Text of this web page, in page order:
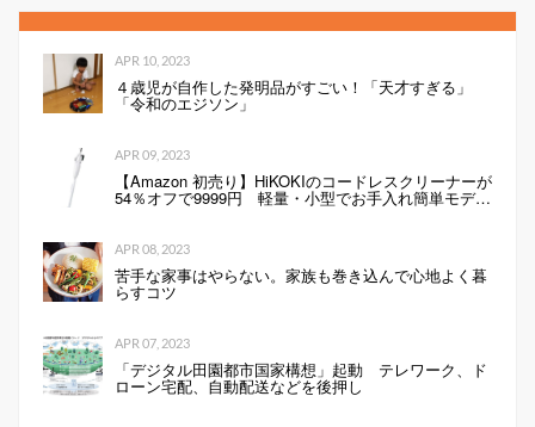
APR 10, 2023
４歳児が自作した発明品がすごい！「天才すぎる」
「令和のエジソン」
APR 09, 2023
【Amazon 初売り】HiKOKIのコードレスクリーナーが
54％オフで9999円 軽量・小型でお手入れ簡単モデル
（1/2 ページ）
APR 08, 2023
苦手な家事はやらない。家族も巻き込んで心地よく暮
らすコツ
APR 07, 2023
「デジタル田園都市国家構想」起動 テレワーク、ド
ローン宅配、自動配送などを後押し